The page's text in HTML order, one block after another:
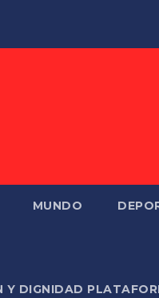
MUNDO
DIGNIDAD